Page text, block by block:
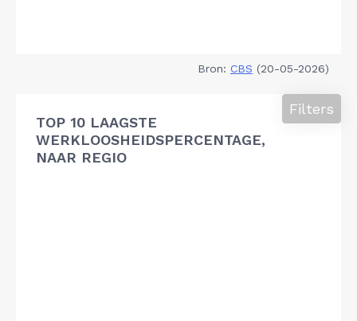
Bron: CBS (20-05-2026)
TOP 10 LAAGSTE
WERKLOOSHEIDSPERCENTAGE,
NAAR REGIO
Filters